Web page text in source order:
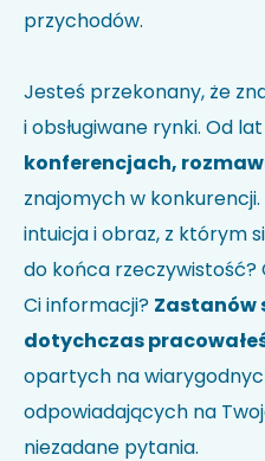
Akceptuję politykę
przetwarzanie moich
odpowiedzi na
przychodów.
Jesteś przekonany, że
i obsługiwane rynki. Od lat
konferencjach,
znajomych w
intuicja i obraz, z którym
do końca rzeczywistość?
Ci informacji? Zastanów
dotychczas
opartych na
odpowiadających na
niezadane pytania.